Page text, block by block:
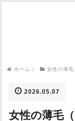
ホーム / 女性の薄毛
2026.05.07
女性の薄毛
気になるワード